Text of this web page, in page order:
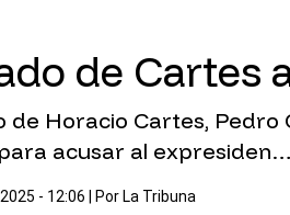
de Cartes
de Horacio Cartes, Pedro
acusar al expresiden…
- 12:06 | Por La Tribuna